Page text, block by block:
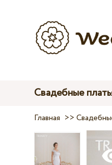
Свадебные
Главная >>